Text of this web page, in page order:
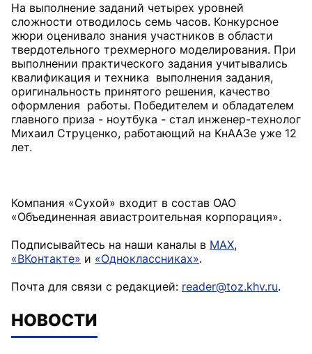
На выполнение заданий четырех уровней
сложности отводилось семь часов. Конкурсное
жюри оценивало знания участников в области
твердотельного трехмерного моделирования. При
выполнении практического задания учитывались
квалификация и техника выполнения задания,
оригинальность принятого решения, качество
оформления работы. Победителем и обладателем
главного приза - ноутбука - стал инженер-технолог
Михаил Струценко, работающий на КнААЗе уже 12
лет.
Компания «Сухой» входит в состав ОАО
«Объединенная авиастроительная корпорация».
Подписывайтесь на наши каналы в MAX,
«ВКонтакте» и «Одноклассниках».
Почта для связи с редакцией: reader@toz.khv.ru.
НОВОСТИ